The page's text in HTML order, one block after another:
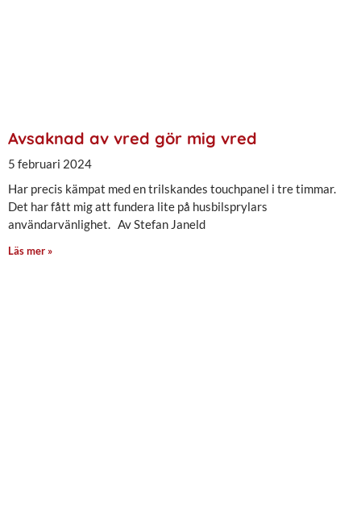
Avsaknad av vred gör mig vred
5 februari 2024
Har precis kämpat med en trilskandes touchpanel i tre timmar.
Det har fått mig att fundera lite på husbilsprylars
användarvänlighet. Av Stefan Janeld
Läs mer »